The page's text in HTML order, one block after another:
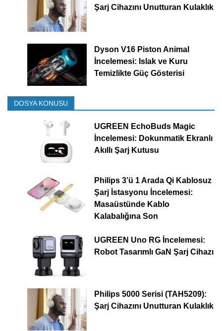
Şarj Cihazını Unutturan Kulaklık
Dyson V16 Piston Animal
İncelemesi: Islak ve Kuru
Temizlikte Güç Gösterisi
DOSYA KONUSU
UGREEN EchoBuds Magic
İncelemesi: Dokunmatik Ekranlı
Akıllı Şarj Kutusu
Philips 3’ü 1 Arada Qi Kablosuz
Şarj İstasyonu İncelemesi:
Masaüstünde Kablo
Kalabalığına Son
UGREEN Uno RG İncelemesi:
Robot Tasarımlı GaN Şarj Cihazı
Philips 5000 Serisi (TAH5209):
Şarj Cihazını Unutturan Kulaklık